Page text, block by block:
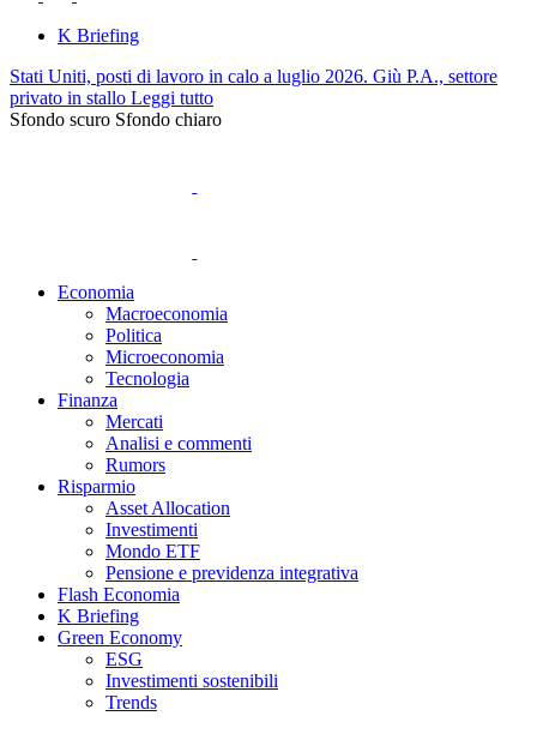
K Briefing
Stati Uniti, posti di lavoro in calo a luglio 2026. Giù P.A., settore
privato in stallo Leggi tutto
Sfondo scuro Sfondo chiaro
Economia
Macroeconomia
Politica
Microeconomia
Tecnologia
Finanza
Mercati
Analisi e commenti
Rumors
Risparmio
Asset Allocation
Investimenti
Mondo ETF
Pensione e previdenza integrativa
Flash Economia
K Briefing
Green Economy
ESG
Investimenti sostenibili
Trends